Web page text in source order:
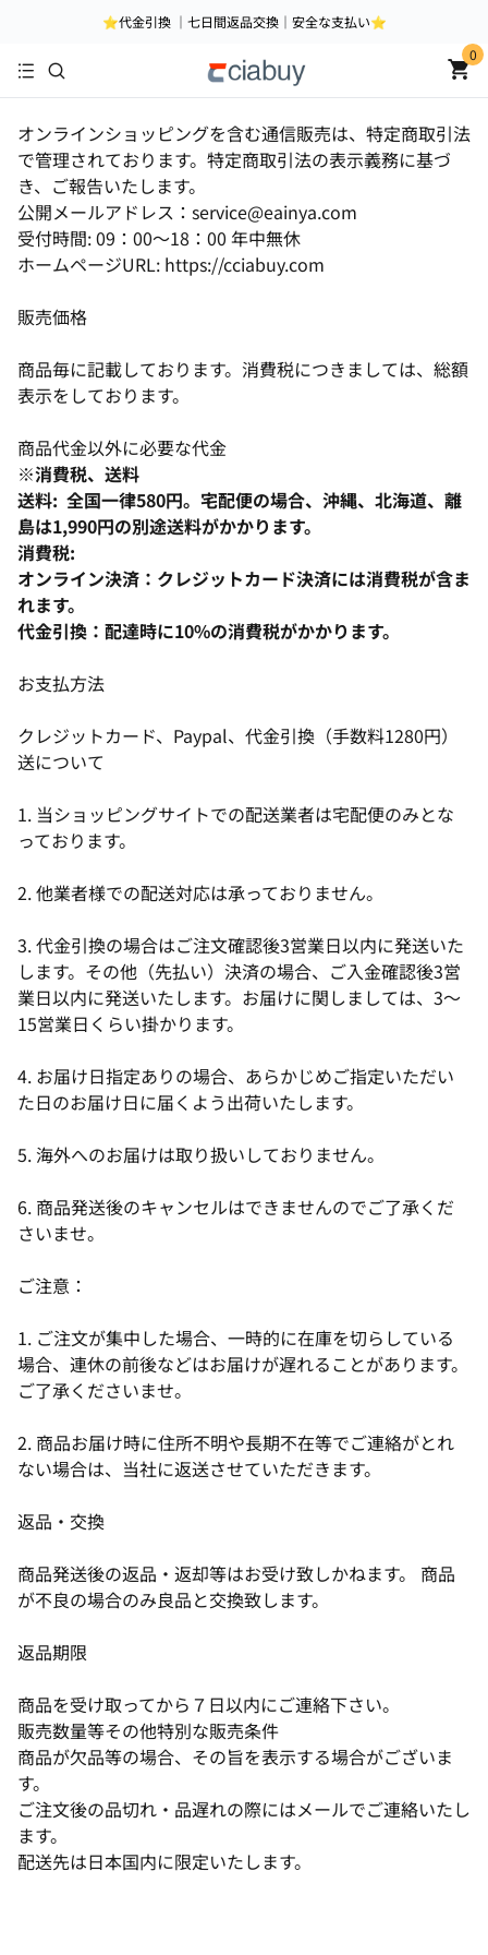
⭐代金引換 ｜七日間返品交換｜安全な支払い⭐
0
オンラインショッピングを含む通信販売は、特定商取引法
で管理されております。特定商取引法の表示義務に基づ
き、ご報告いたします。
公開メールアドレス：service@eainya.com
受付時間: 09：00〜18：00 年中無休
ホームページURL: https://cciabuy.com
販売価格
商品毎に記載しております。消費税につきましては、総額
表示をしております。
商品代金以外に必要な代金
※消費税、送料
送料: 全国一律580円。宅配便の場合、沖縄、北海道、離
島は1,990円の別途送料がかかります。
消費税:
オンライン決済：クレジットカード決済には消費税が含ま
れます。
代金引換：配達時に10%の消費税がかかります。
お支払方法
クレジットカード、Paypal、代金引換（手数料1280円）
送について
1. 当ショッピングサイトでの配送業者は宅配便のみとな
っております。
2. 他業者様での配送対応は承っておりません。
3. 代金引換の場合はご注文確認後3営業日以内に発送いた
します。その他（先払い）決済の場合、ご入金確認後3営
業日以内に発送いたします。お届けに関しましては、3～
15営業日くらい掛かります。
4. お届け日指定ありの場合、あらかじめご指定いただい
た日のお届け日に届くよう出荷いたします。
5. 海外へのお届けは取り扱いしておりません。
6. 商品発送後のキャンセルはできませんのでご了承くだ
さいませ。
ご注意：
1. ご注文が集中した場合、一時的に在庫を切らしている
場合、連休の前後などはお届けが遅れることがあります。
ご了承くださいませ。
2. 商品お届け時に住所不明や長期不在等でご連絡がとれ
ない場合は、当社に返送させていただきます。
返品・交換
商品発送後の返品・返却等はお受け致しかねます。 商品
が不良の場合のみ良品と交換致します。
返品期限
商品を受け取ってから７日以内にご連絡下さい。
販売数量等その他特別な販売条件
商品が欠品等の場合、その旨を表示する場合がございま
す。
ご注文後の品切れ・品遅れの際にはメールでご連絡いたし
ます。
配送先は日本国内に限定いたします。